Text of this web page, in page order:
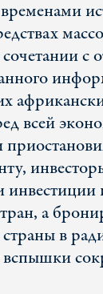
с
всей
инвестиции
а
в